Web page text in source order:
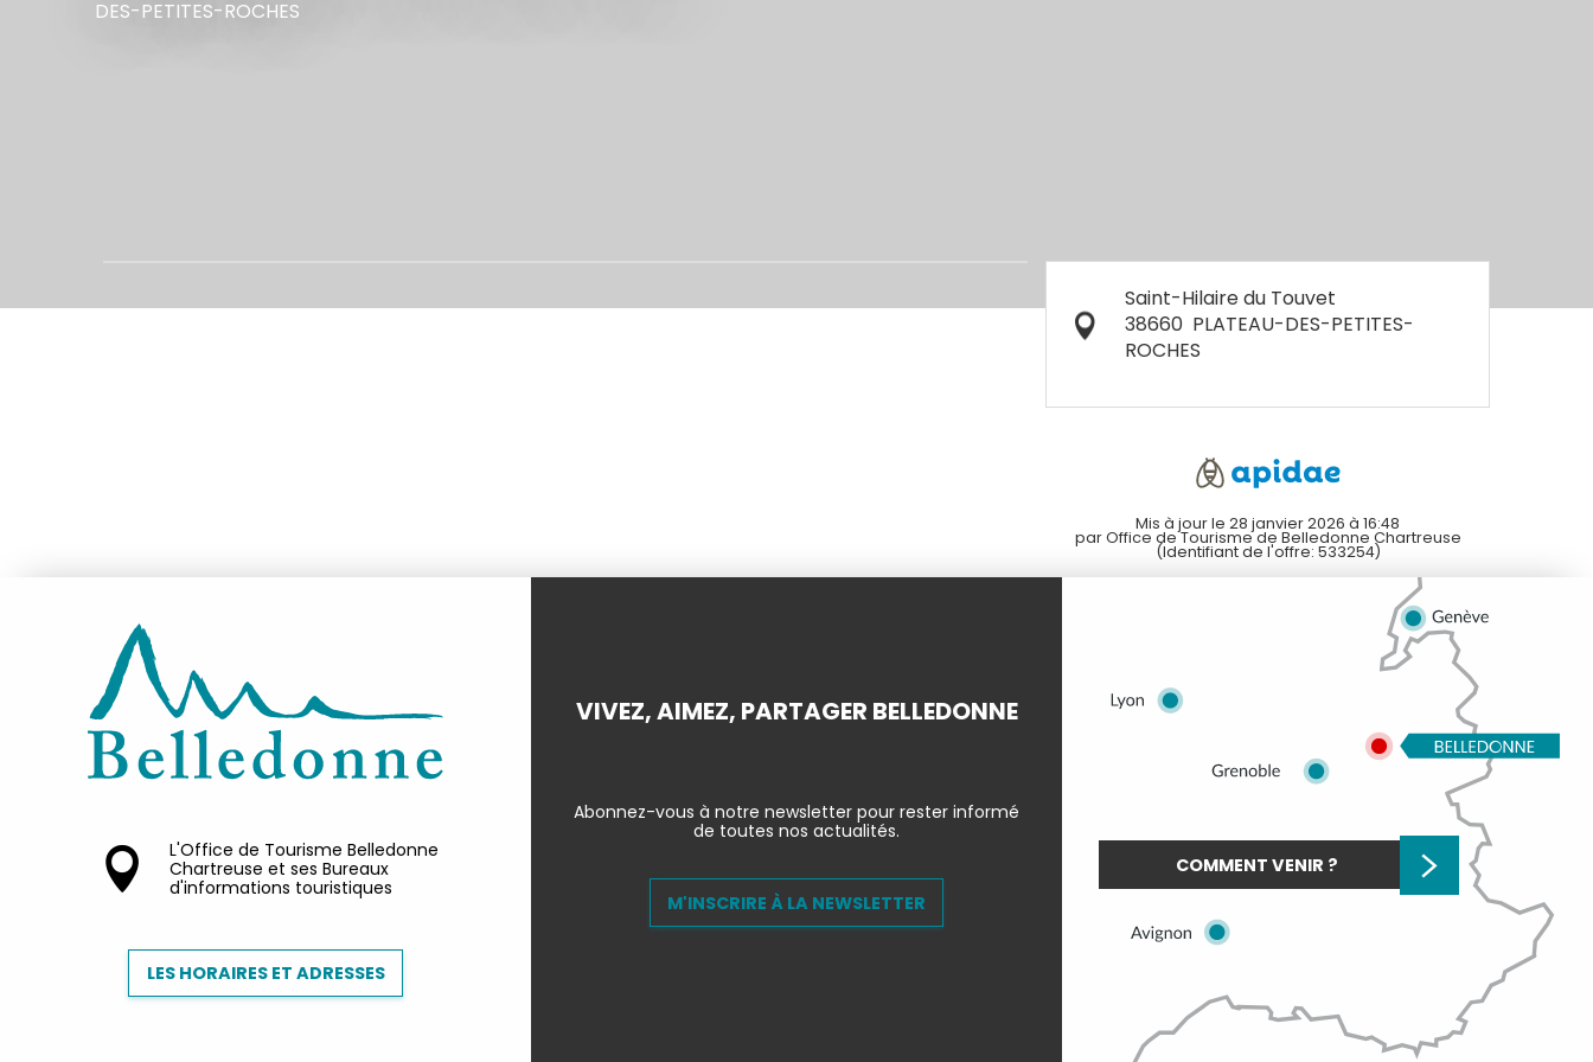
DES-PETITES-ROCHES
Saint-Hilaire du Touvet
38660 PLATEAU-DES-PETITES-
ROCHES
Mis à jour le 28 janvier 2026 à 16:48
par Office de Tourisme de Belledonne Chartreuse
(Identifiant de l'offre: 533254)
L'Office de Tourisme Belledonne
Chartreuse et ses Bureaux
d'informations touristiques
LES HORAIRES ET ADRESSES
VIVEZ, AIMEZ, PARTAGER BELLEDONNE
Abonnez-vous à notre newsletter pour rester informé
de toutes nos actualités.
M'INSCRIRE À LA NEWSLETTER
COMMENT VENIR ?